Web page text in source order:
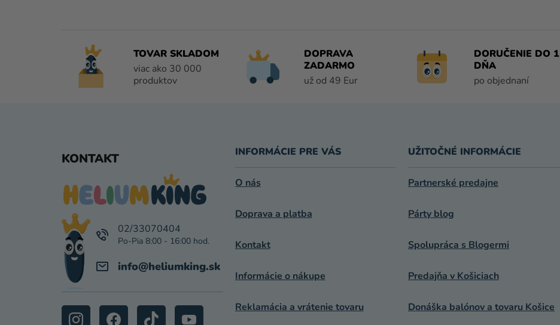
Y
V
Ý
S
TOVAR SKLADOM
viac ako 30 000
produktov
DOPRAVA
ZADARMO
už od 49 Eur
DORUČENIE DO 1
DŇA
po objednaní
KONTAKT
info@heliumking.sk
02/33070404
INFORMÁCIE PRE VÁS
O nás
Doprava a platba
Kontakt
Informácie o nákupe
Reklamácia a vrátenie tovaru
UŽITOČNÉ INFORMÁCIE
Partnerské predajne
Párty blog
Spolupráca s Blogermi
Predajňa v Košiciach
Donáška balónov a tovaru Košice